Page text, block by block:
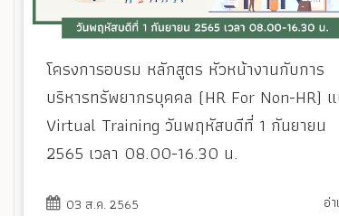
โครงการอบรม หลักสูตร หัวหน้างานกับการ
บริหารทรัพยากรบุคคล (HR For Non-HR)
Virtual Training วันพฤหัสบดีที่ 1 กันยายน
2565 เวลา 08.00-16.30 น.
03 ส.ค. 2565 อ่